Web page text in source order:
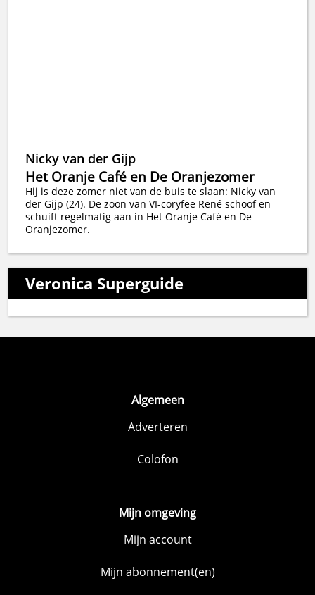
Nicky van der Gijp
Het Oranje Café en De Oranjezomer
Hij is deze zomer niet van de buis te slaan: Nicky van
der Gijp (24). De zoon van VI-coryfee René schoof en
schuift regelmatig aan in Het Oranje Café en De
Oranjezomer.
Veronica Superguide
Algemeen
Adverteren
Colofon
Mijn omgeving
Mijn account
Mijn abonnement(en)